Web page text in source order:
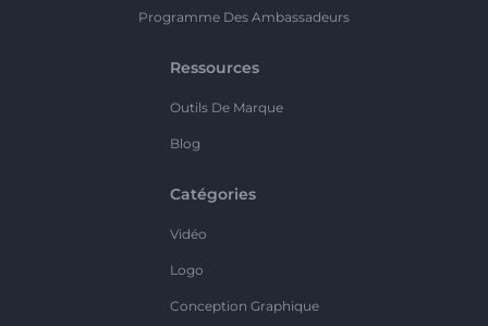
Programme Des Ambassadeurs
Ressources
Outils De Marque
Blog
Catégories
Vidéo
Logo
Conception Graphique